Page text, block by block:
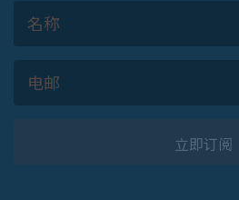
立即订阅